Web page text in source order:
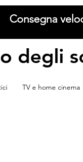
Consegna
degli
TV e home cinema